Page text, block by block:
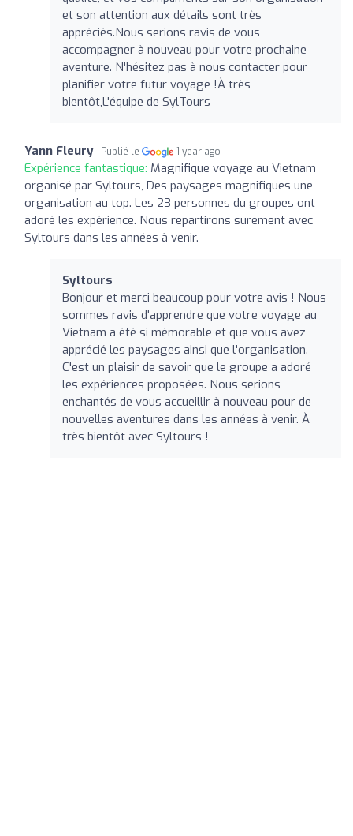
et son attention aux détails sont très
appréciés.Nous serions ravis de vous
accompagner à nouveau pour votre prochaine
aventure. N'hésitez pas à nous contacter pour
planifier votre futur voyage !À très
bientôt,L'équipe de SylTours
Yann Fleury Publié le 1 year ago
Expérience fantastique: Magnifique voyage au Vietnam
organisé par Syltours, Des paysages magnifiques une
organisation au top. Les 23 personnes du groupes ont
adoré les expérience. Nous repartirons surement avec
Syltours dans les années à venir.
Syltours
Bonjour et merci beaucoup pour votre avis ! Nous
sommes ravis d'apprendre que votre voyage au
Vietnam a été si mémorable et que vous avez
apprécié les paysages ainsi que l'organisation.
C'est un plaisir de savoir que le groupe a adoré
les expériences proposées. Nous serions
enchantés de vous accueillir à nouveau pour de
nouvelles aventures dans les années à venir. À
très bientôt avec Syltours !